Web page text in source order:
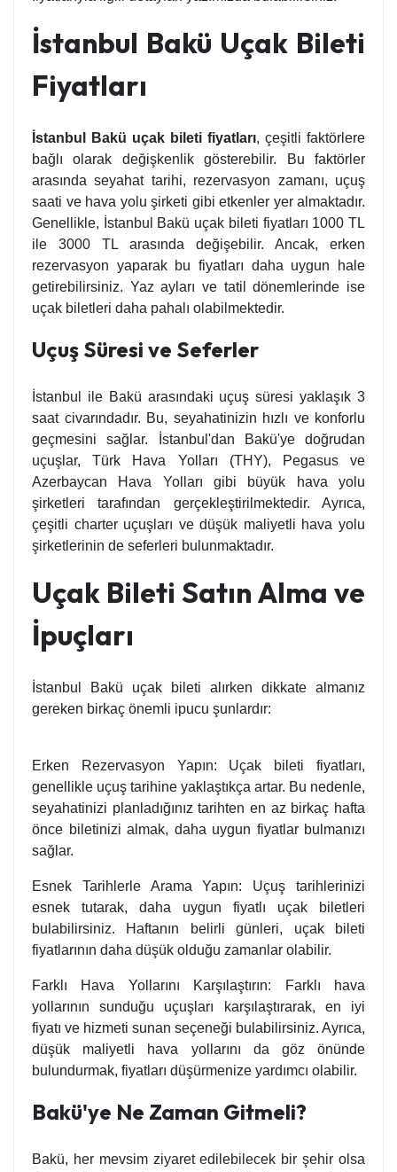
İstanbul Bakü Uçak Bileti
Fiyatları
İstanbul Bakü uçak bileti fiyatları, çeşitli faktörlere
bağlı olarak değişkenlik gösterebilir. Bu faktörler
arasında seyahat tarihi, rezervasyon zamanı, uçuş
saati ve hava yolu şirketi gibi etkenler yer almaktadır.
Genellikle, İstanbul Bakü uçak bileti fiyatları 1000 TL
ile 3000 TL arasında değişebilir. Ancak, erken
rezervasyon yaparak bu fiyatları daha uygun hale
getirebilirsiniz. Yaz ayları ve tatil dönemlerinde ise
uçak biletleri daha pahalı olabilmektedir.
Uçuş Süresi ve Seferler
İstanbul ile Bakü arasındaki uçuş süresi yaklaşık 3
saat civarındadır. Bu, seyahatinizin hızlı ve konforlu
geçmesini sağlar. İstanbul'dan Bakü'ye doğrudan
uçuşlar, Türk Hava Yolları (THY), Pegasus ve
Azerbaycan Hava Yolları gibi büyük hava yolu
şirketleri tarafından gerçekleştirilmektedir. Ayrıca,
çeşitli charter uçuşları ve düşük maliyetli hava yolu
şirketlerinin de seferleri bulunmaktadır.
Uçak Bileti Satın Alma ve
İpuçları
İstanbul Bakü uçak bileti alırken dikkate almanız
gereken birkaç önemli ipucu şunlardır:
Erken Rezervasyon Yapın: Uçak bileti fiyatları,
genellikle uçuş tarihine yaklaştıkça artar. Bu nedenle,
seyahatinizi planladığınız tarihten en az birkaç hafta
önce biletinizi almak, daha uygun fiyatlar bulmanızı
sağlar.
Esnek Tarihlerle Arama Yapın: Uçuş tarihlerinizi
esnek tutarak, daha uygun fiyatlı uçak biletleri
bulabilirsiniz. Haftanın belirli günleri, uçak bileti
fiyatlarının daha düşük olduğu zamanlar olabilir.
Farklı Hava Yollarını Karşılaştırın: Farklı hava
yollarının sunduğu uçuşları karşılaştırarak, en iyi
fiyatı ve hizmeti sunan seçeneği bulabilirsiniz. Ayrıca,
düşük maliyetli hava yollarını da göz önünde
bulundurmak, fiyatları düşürmenize yardımcı olabilir.
Bakü'ye Ne Zaman Gitmeli?
Bakü, her mevsim ziyaret edilebilecek bir şehir olsa